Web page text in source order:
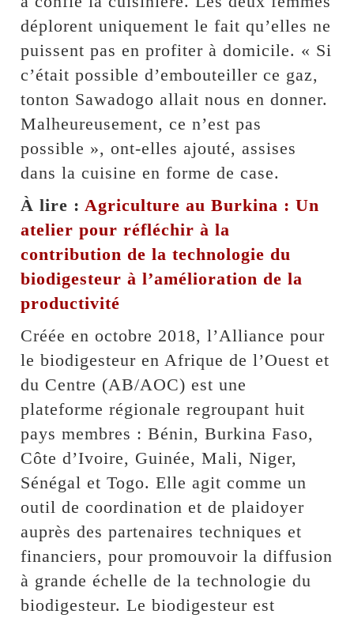
déplorent uniquement le fait qu’elles ne
puissent pas en profiter à domicile. « Si
c’était possible d’embouteiller ce gaz,
tonton Sawadogo allait nous en donner.
Malheureusement, ce n’est pas
possible », ont-elles ajouté, assises
dans la cuisine en forme de case.
À lire :Agriculture au Burkina : Un
atelier pour réfléchir à la
contribution de la technologie du
biodigesteur à l’amélioration de la
productivité
Créée en octobre 2018, l’Alliance pour
le biodigesteur en Afrique de l’Ouest et
du Centre (AB/AOC) est une
plateforme régionale regroupant huit
pays membres : Bénin, Burkina Faso,
Côte d’Ivoire, Guinée, Mali, Niger,
Sénégal et Togo. Elle agit comme un
outil de coordination et de plaidoyer
auprès des partenaires techniques et
financiers, pour promouvoir la diffusion
à grande échelle de la technologie du
biodigesteur. Le biodigesteur est